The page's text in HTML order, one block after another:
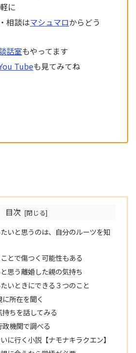
に
相談はマシュマロからどう
話室もやってます
Tubeも見てみてね
目次
いと思うのは、自分のルーツを知
とで傷つく可能性もある
思う離婚した親の気持ち
いときにできる３つのこと
所在を聞く
ちを話してみる
機関で調べる
に行く小説【ナモナキラクエン】